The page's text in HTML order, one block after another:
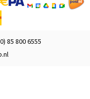
85 800 6555